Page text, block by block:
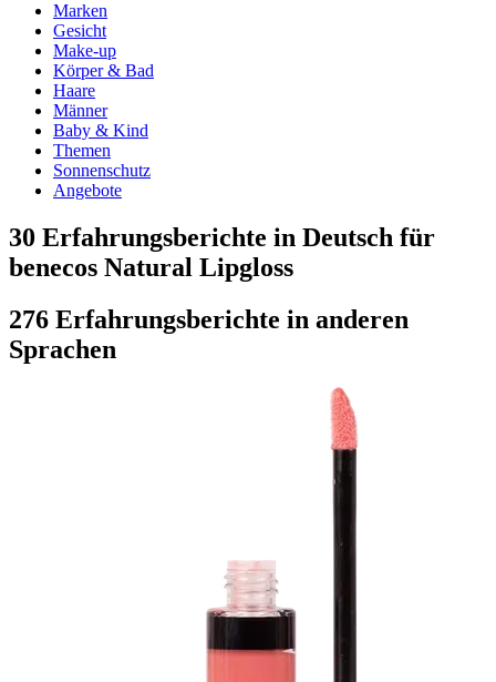
Marken
Gesicht
Make-up
Körper & Bad
Haare
Männer
Baby & Kind
Themen
Sonnenschutz
Angebote
30 Erfahrungsberichte in Deutsch für
benecos Natural Lipgloss
276 Erfahrungsberichte in anderen
Sprachen